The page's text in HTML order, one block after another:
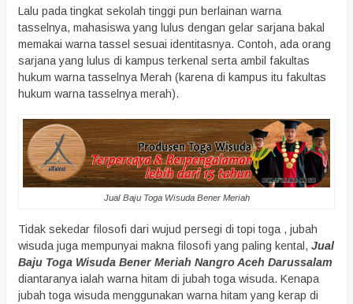
Lalu pada tingkat sekolah tinggi pun berlainan warna
tasselnya, mahasiswa yang lulus dengan gelar sarjana bakal
memakai warna tassel sesuai identitasnya. Contoh, ada orang
sarjana yang lulus di kampus terkenal serta ambil fakultas
hukum warna tasselnya Merah (karena di kampus itu fakultas
hukum warna tasselnya merah).
Jual Baju Toga Wisuda Bener Meriah
Tidak sekedar filosofi dari wujud persegi di topi toga , jubah
wisuda juga mempunyai makna filosofi yang paling kental, Jual
Baju Toga Wisuda Bener Meriah Nangro Aceh Darussalam
diantaranya ialah warna hitam di jubah toga wisuda. Kenapa
jubah toga wisuda menggunakan warna hitam yang kerap di